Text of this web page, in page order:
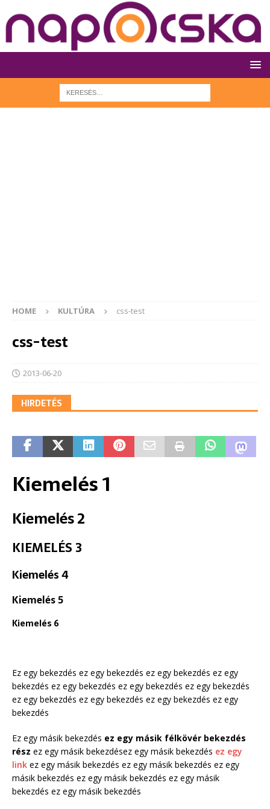
HOME KULTÚRA css-test
css-test
2013-06-20
HIRDETÉS
Kiemelés 1
Kiemelés 2
KIEMELÉS 3
Kiemelés 4
Kiemelés 5
Kiemelés 6
Ez egy bekezdés ez egy bekezdés ez egy bekezdés ez egy
bekezdés ez egy bekezdés ez egy bekezdés ez egy bekezdés
ez egy bekezdés ez egy bekezdés ez egy bekezdés ez egy
bekezdés
Ez egy másik bekezdés ez egy másik félkövér bekezdés
rész ez egy másik bekezdésez egy másik bekezdés ez egy
link ez egy másik bekezdés ez egy másik bekezdés ez egy
másik bekezdés ez egy másik bekezdés ez egy másik
bekezdés ez egy másik bekezdés